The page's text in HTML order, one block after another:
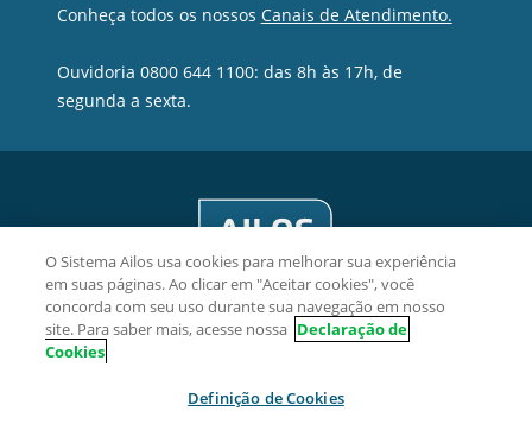
Conheça todos os nossos Canais de Atendimento.
Ouvidoria 0800 644 1100: das 8h às 17h, de
segunda a sexta.
Viacredi Cooperativa de Crédito - CNPJ 82.639.451/0001-38
O Sistema Ailos usa cookies para melhorar sua experiência
em suas páginas. Ao clicar em "Aceitar cookies", você
concorda com seu uso durante sua navegação em nosso
site. Para saber mais, acesse nossa Declaração de
Cookies
Definição de Cookies